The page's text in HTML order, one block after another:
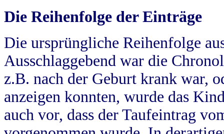
Die Reihenfolge der Einträge
Die ursprüngliche Reihenfolge
Ausschlaggebend war die
z.B. nach der Geburt krank war,
anzeigen konnten, wurde das
auch vor, dass der Taufeintrag